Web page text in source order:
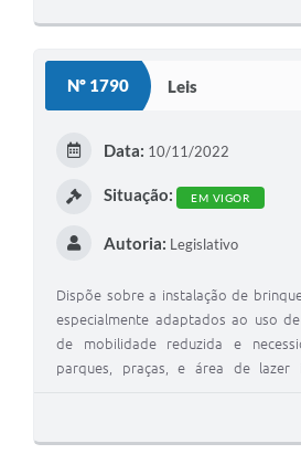
Nº 1790 Leis
Data: 10/11/2022
Situação: EM VIGOR
Autoria: Legislativo
Dispõe sobre a instalação de
especialmente adaptados ao uso
de mobilidade reduzida e
parques, praças, e área de lazer